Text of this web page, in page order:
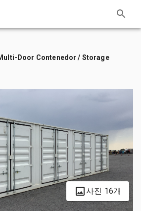
Door Contenedor / Storage
사진 16개